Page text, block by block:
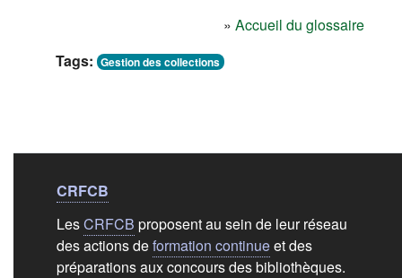
» Accueil du glossaire
Tags: Gestion des collections
Liens de bas de
CRFCB
LesCRFCB proposent au sein de leur réseau
des actions deformation continueet des
préparations aux concours des bibliothèques.